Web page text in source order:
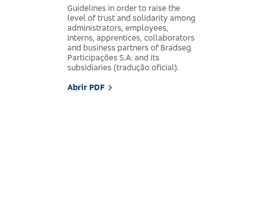
Guidelines in order to raise the
level of trust and solidarity among
administrators, employees,
interns, apprentices, collaborators
and business partners of Bradseg
Participações S.A. and its
subsidiaries (tradução oficial).
Abrir PDF